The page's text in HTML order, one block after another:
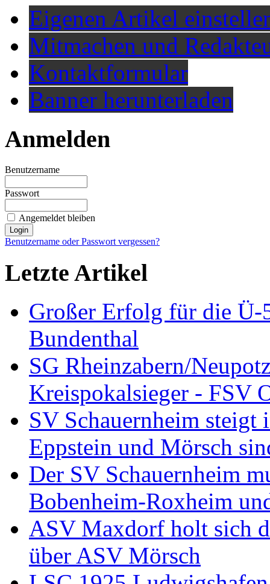
Eigenen Artikel
Mitmachen und
Kontaktformular
Banner herunterladen
Anmelden
Benutzername
Passwort
Angemeldet bleiben
Benutzername oder Passwort vergessen?
Letzte Artikel
Großer Erfolg für die Ü-
Bundenthal
SG Rheinzabern/
Kreispokalsieger - FSV
SV Schauernheim steigt
Eppstein und Mörsch
Der SV Schauernheim
Bobenheim-Roxheim
ASV Maxdorf holt sich
über ASV Mörsch